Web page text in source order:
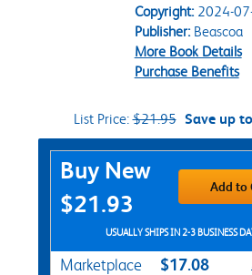
Copyright:2024-
Publisher:Beascoa
More Book Details
Purchase Benefits
List Price:$21.95 Save up
Purchase Options
Buy New
$21.93
Add to
USUALLY SHIPS IN 2-3 BUSINESS
Marketplace $17.08